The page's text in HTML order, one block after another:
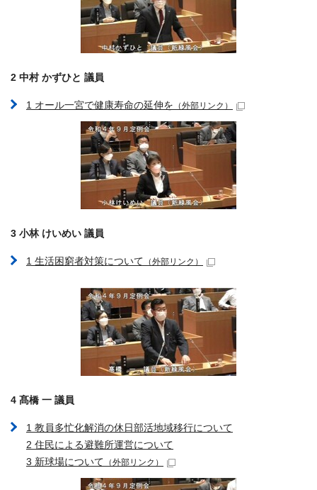
2 中村 かずひと 議員
1 オール一宮で健康寿命の延伸を （外部リンク）
3 小林 けいめい 議員
1 生活困窮者対策について （外部リンク）
4 髙橋 一 議員
1 教員多忙化解消の休日部活地域移行について
2 住民による避難所運営について
3 新球場について （外部リンク）